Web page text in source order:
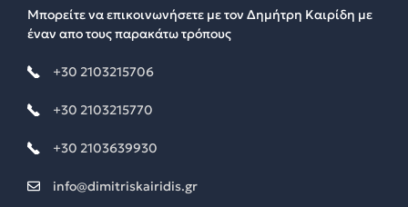
Μπορείτε να επικοινωνήσετε με τον Δημήτρη Καιρίδη με
έναν απο τους παρακάτω τρόπους
+30 2103215706
+30 2103215770
+30 2103639930
info@dimitriskairidis.gr